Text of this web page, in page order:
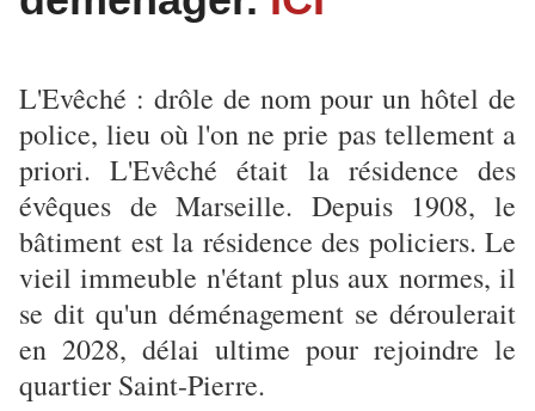
L'Evêché : drôle de nom pour un hôtel de
police, lieu où l'on ne prie pas tellement a
priori. L'Evêché était la résidence des
évêques de Marseille. Depuis 1908, le
bâtiment est la résidence des policiers. Le
vieil immeuble n'étant plus aux normes, il
se dit qu'un déménagement se déroulerait
en 2028, délai ultime pour rejoindre le
quartier Saint-Pierre.